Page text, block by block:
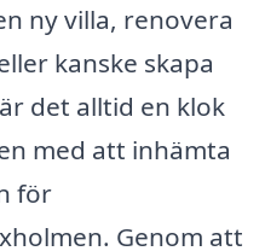
ny villa, renovera
kanske skapa
det alltid en klok
med att inhämta
för
Genom att